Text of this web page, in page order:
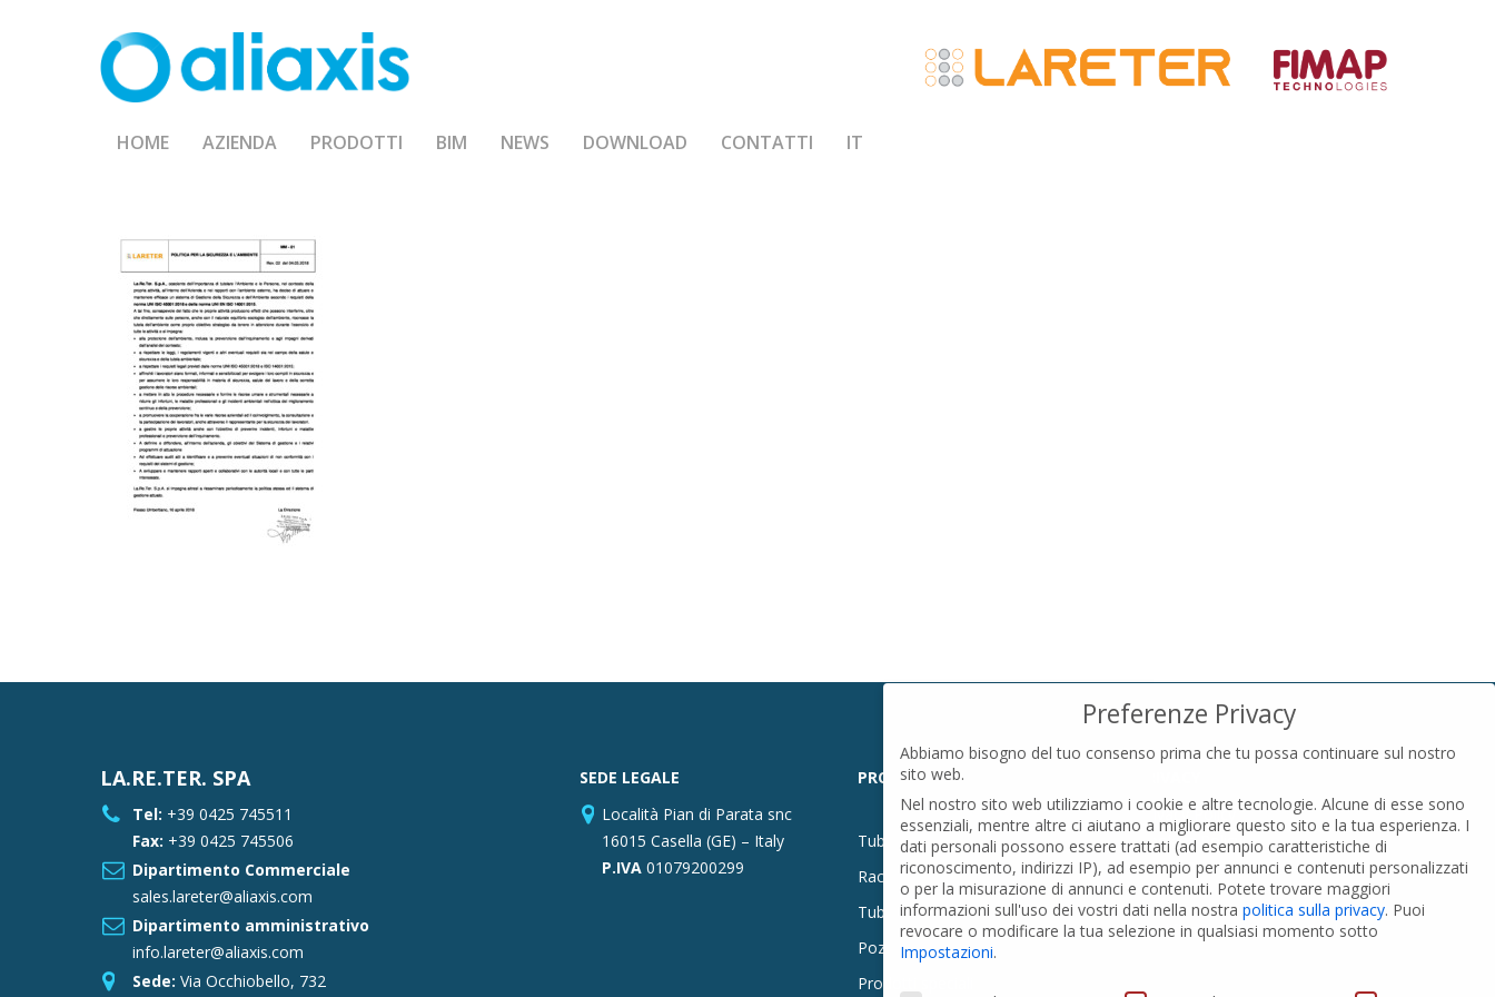
HOME AZIENDA PRODOTTI BIM NEWS DOWNLOAD CONTATTI IT
LA.RE.TER. SPA
Tel: +39 0425 745511
Fax: +39 0425 745506
Dipartimento Commerciale
sales.lareter@aliaxis.com
Dipartimento amministrativo
info.lareter@aliaxis.com
Sede: Via Occhiobello, 732
SEDE LEGALE
Località Pian di Parata snc
16015 Casella (GE) – Italy
P.IVA01079200299
PRODOTTI
Tubi PVC
Raccordi PVC
Tubi e Raccordi in PVC-A
Pozzi Artesiani
Prodotti speciali
Privacy Policy
Cookies Policy
GDPR Personal data
Modifica impostazione Cookies
Preferenze Privacy
Abbiamo bisogno del tuo consenso prima che tu possa continuare sul nostro
sito web.
Nel nostro sito web utilizziamo i cookie e altre tecnologie. Alcune di esse sono
essenziali, mentre altre ci aiutano a migliorare questo sito e la tua esperienza. I
dati personali possono essere trattati (ad esempio caratteristiche di
riconoscimento, indirizzi IP), ad esempio per annunci e contenuti personalizzati
o per la misurazione di annunci e contenuti. Potete trovare maggiori
informazioni sull'uso dei vostri dati nella nostra politica sulla privacy. Puoi
revocare o modificare la tua selezione in qualsiasi momento sotto
Impostazioni.
Preferenze Privacy